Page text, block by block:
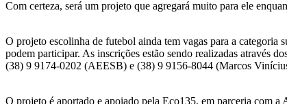
Com certeza, será um projeto que agregará muito para ele
O projeto escolinha de futebol ainda tem vagas para a categoria
podem participar. As inscrições estão sendo realizadas através
(38) 9 9174-0202 (AEESB) e (38) 9 9156-8044 (Marcos
O projeto é aportado e apoiado pela Eco135, em parceria com